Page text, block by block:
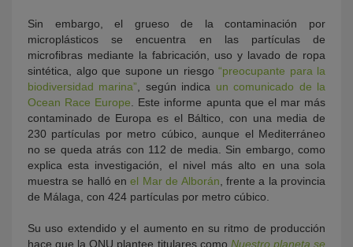
Sin embargo, el grueso de la contaminación por
microplásticos se encuentra en las partículas de
microfibras mediante la fabricación, uso y lavado de ropa
sintética, algo que supone un riesgo “preocupante para la
biodiversidad marina”, según indica un comunicado de la
Ocean Race Europe. Este informe apunta que el mar más
contaminado de Europa es el Báltico, con una media de
230 partículas por metro cúbico, aunque el Mediterráneo
no se queda atrás con 112 de media. Sin embargo, como
explica esta investigación, el nivel más alto en una sola
muestra se halló enel Mar de Alborán, frente a la provincia
de Málaga, con 424 partículas por metro cúbico.
Su uso extendido y el aumento en su ritmo de producción
hace que la ONU plantee titulares como Nuestro planeta se